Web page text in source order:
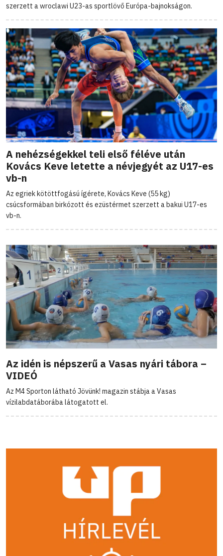
szerzett a wroclawi U23-as sportlövő Európa-bajnokságon.
A nehézségekkel teli első féléve után
Kovács Keve letette a névjegyét az U17-es
vb-n
Az egriek kötöttfogású ígérete, Kovács Keve (55 kg)
csúcsformában birkózott és ezüstérmet szerzett a bakui U17-es
vb-n.
Az idén is népszerű a Vasas nyári tábora –
VIDEÓ
Az M4 Sporton látható Jövünk! magazin stábja a Vasas
vízilabdatáborába látogatott el.